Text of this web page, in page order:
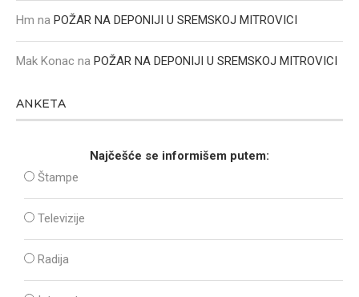
Hm na POŽAR NA DEPONIJI U SREMSKOJ MITROVICI
Mak Konac na POŽAR NA DEPONIJI U SREMSKOJ MITROVICI
ANKETA
Najčešće se informišem putem:
Štampe
Televizije
Radija